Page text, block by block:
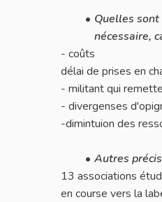
Quelles
nécessaire,
- coûts
délai de prises en
- militant qui
- divergenses
-dimintuion des
Autres
13 associations
en course vers la